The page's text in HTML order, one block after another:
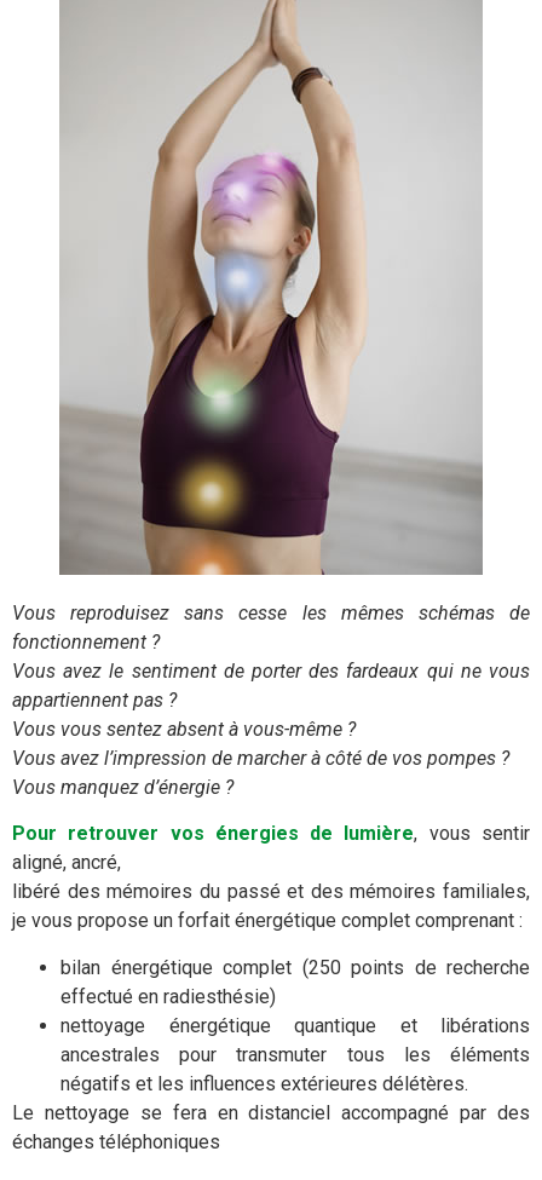
Vous reproduisez sans cesse les mêmes schémas de
fonctionnement ?
Vous avez le sentiment de porter des fardeaux qui ne vous
appartiennent pas ?
Vous vous sentez absent à vous-même ?
Vous avez l’impression de marcher à côté de vos pompes ?
Vous manquez d’énergie ?
Pour retrouver vos énergies de lumière, vous sentir
aligné, ancré,
libéré des mémoires du passé et des mémoires familiales,
je vous propose un forfait énergétique complet comprenant :
bilan énergétique complet (250 points de recherche
effectué en radiesthésie)
nettoyage énergétique quantique et libérations
ancestrales pour transmuter tous les éléments
négatifs et les influences extérieures délétères.
Le nettoyage se fera en distanciel accompagné par des
échanges téléphoniques